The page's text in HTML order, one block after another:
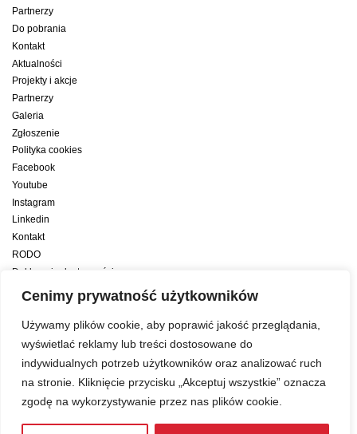
Cenimy prywatność użytkowników
Używamy plików cookie, aby poprawić jakość przeglądania,
wyświetlać reklamy lub treści dostosowane do
indywidualnych potrzeb użytkowników oraz analizować ruch
na stronie. Kliknięcie przycisku „Akceptuj wszystkie” oznacza
zgodę na wykorzystywanie przez nas plików cookie.
Partnerzy
Do pobrania
Kontakt
Aktualności
Projekty i akcje
Partnerzy
Galeria
Zgłoszenie
Polityka cookies
Facebook
Youtube
Instagram
Linkedin
Kontakt
RODO
Deklaracja dostępności
Deklaracja dostępności cyfrowej
konsultanta amerykańskiego programu zarządzania przez cele Best